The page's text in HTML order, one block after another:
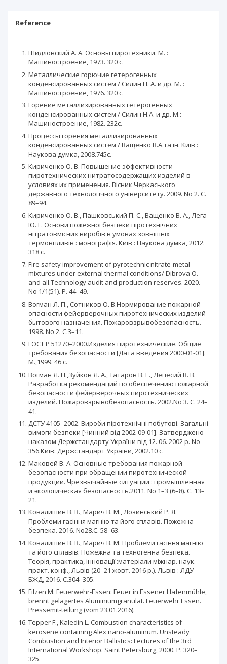
Reference
Шидловский А. А. Основы пиротехники. М. :
Машиностроение, 1973. 320 с.
Металлические горючие гетерогенных
конденсированных систем / Силин Н. А. и др. М. :
Машиностроение, 1976. 320 с.
Горение металлизированных гетерогенных
конденсированных систем / Силин Н.А. и др. М.:
Машиностроение, 1982. 232с.
Процессы горения металлизированных
конденсированных систем / Ващенко В.А.та ін. Київ :
Наукова думка, 2008.745с.
Кириченко О. В. Повышение эффективности
пиротехнических нитратосодержащих изделий в
условиях их применения. Вісник Черкаського
державного технологічного університету. 2009. No 2. С.
89–94.
Кириченко О. В., Пашковський П. С., Ващенко В. А., Лега
Ю. Г. Основи пожежної безпеки піротехнічних
нітратовмісних виробів в умовах зовнішніх
термовпливів : монографія. Київ : Наукова думка, 2012.
318 с.
Fire safety improvement of pyrotechnic nitrate-metal
mixtures under external thermal conditions/ Dibrova O.
and all.Technology audit and production reserves. 2020.
No 1/1(51). Р. 44–49.
Вогман Л. П., Сотников О. В.Нормирование пожарной
опасности фейерверочных пиротехнических изделий
бытового назначения. Пожаровзрывобезопасность.
1998. No 2. С.3–11.
ГОСТ Р 51270–2000.Изделия пиротехнические. Общие
требования безопасности [Дата введения 2000-01-01].
М.,1999. 46 с.
Вогман Л. П.,Зуйков Л. А., Татаров В. Е., Лепесий В. В.
Разработка рекомендаций по обеспечению пожарной
безопасности фейерверочных пиротехнических
изделий. Пожаровзрывобезопасность. 2002.No 3. С. 24–
41.
ДСТУ 4105–2002. Вироби піротехнічні побутові. Загальні
вимоги безпеки [Чинний від 2002-09-01]. Затверджено
наказом Держстандарту України від 12. 06. 2002 р. No
356.Київ: Держстандарт України, 2002.10 с.
Маковей В. А. Основные требования пожарной
безопасности при обращении пиротехнической
продукции. Чрезвычайные ситуации : промышленная
и экологическая безопасность.2011. No 1–3 (6–8). С. 13–
21.
Ковалишин В. В., Марич В. М., Лозинський Р. Я.
Проблеми гасіння магнію та його сплавів. Пожежна
безпека. 2016. No28.C. 58–63.
Ковалишин В. В., Марич В. М. Проблеми гасіння магнію
та його сплавів. Пожежна та техногенна безпека.
Теорія, практика, інновації :матеріали міжнар. наук.-
практ. конф., Львів (20–21 жовт. 2016 р.). Львів : ЛДУ
БЖД, 2016. C.304–305.
Filzen M. Feuerwehr-Essen: Feuer in Essener Hafenmühle,
brennt gelagertes Aluminiumgranulat. Feuerwehr Essen.
Pressemit-teilung (vom 23.01.2016).
Tepper F., Kaledin L. Combustion characteristics of
kerosene containing Alex nano-aluminum. Unsteady
Combustion and Interior Ballistics: Lectures of the 3rd
International Workshop. Saint Petersburg, 2000. P. 320–
325.